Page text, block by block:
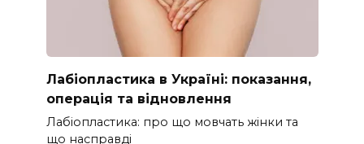
Лабіопластика в Україні: показання,
операція та відновлення
Лабіопластика: про що мовчать жінки та
що насправді